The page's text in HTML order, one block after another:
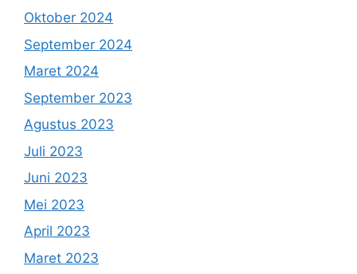
Oktober 2024
September 2024
Maret 2024
September 2023
Agustus 2023
Juli 2023
Juni 2023
Mei 2023
April 2023
Maret 2023